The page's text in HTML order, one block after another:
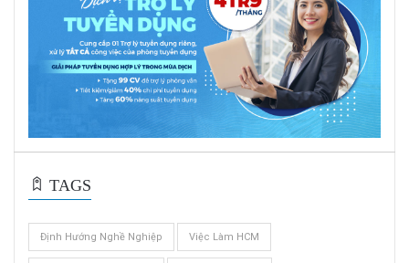
TAGS
Định Hướng Nghề Nghiệp Việc Làm HCM